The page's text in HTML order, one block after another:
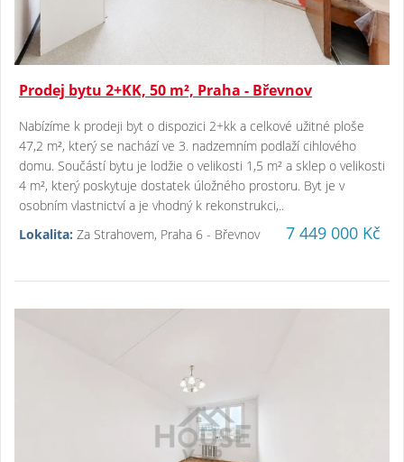
Prodej bytu 2+KK, 50 m², Praha - Břevnov
Nabízíme k prodeji byt o dispozici 2+kk a celkové užitné ploše
47,2 m², který se nachází ve 3. nadzemním podlaží cihlového
domu. Součástí bytu je lodžie o velikosti 1,5 m² a sklep o velikosti
4 m², který poskytuje dostatek úložného prostoru. Byt je v
osobním vlastnictví a je vhodný k rekonstrukci,..
Lokalita: Za Strahovem, Praha 6 - Břevnov 7 449 000 Kč